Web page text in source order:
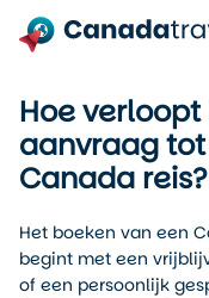
Hoe
aanvraag
Canada reis?
Het boeken van een
begint met een
of een persoonlijk